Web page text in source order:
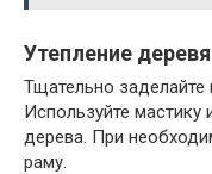
Утепление
Тщательно
Используйте
дерева. При
раму.